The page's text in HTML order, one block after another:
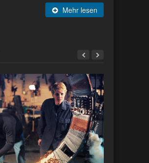
Mehr lesen